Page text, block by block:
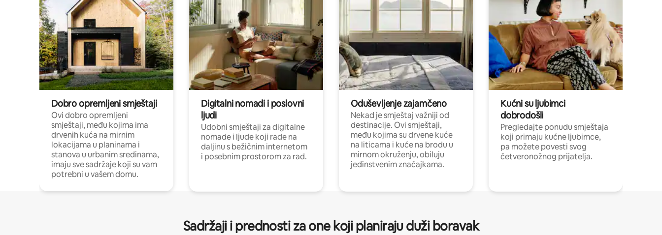
Dobro opremljeni smještaji
Ovi dobro opremljeni
smještaji, među kojima ima
drvenih kuća na mirnim
lokacijama u planinama i
stanova u urbanim sredinama,
imaju sve sadržaje koji su vam
potrebni u vašem domu.
Digitalni nomadi i poslovni
ljudi
Udobni smještaji za digitalne
nomade i ljude koji rade na
daljinu s bežičnim internetom
i posebnim prostorom za rad.
Oduševljenje zajamčeno
Nekad je smještaj važniji od
destinacije. Ovi smještaji,
među kojima su drvene kuće
na liticama i kuće na brodu u
mirnom okruženju, obiluju
jedinstvenim značajkama.
Kućni su ljubimci
dobrodošli
Pregledajte ponudu smještaja
koji primaju kućne ljubimce,
pa možete povesti svog
četveronožnog prijatelja.
Sadržaji i prednosti za one koji planiraju duži boravak